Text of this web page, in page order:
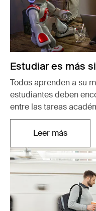
Estudiar es más
Todos aprenden a su
estudiantes deben
entre las tareas
Leer másSe abre en